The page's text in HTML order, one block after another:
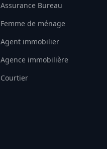
Assurance Bureau
Femme de ménage
Agent immobilier
Agence immobilière
Courtier